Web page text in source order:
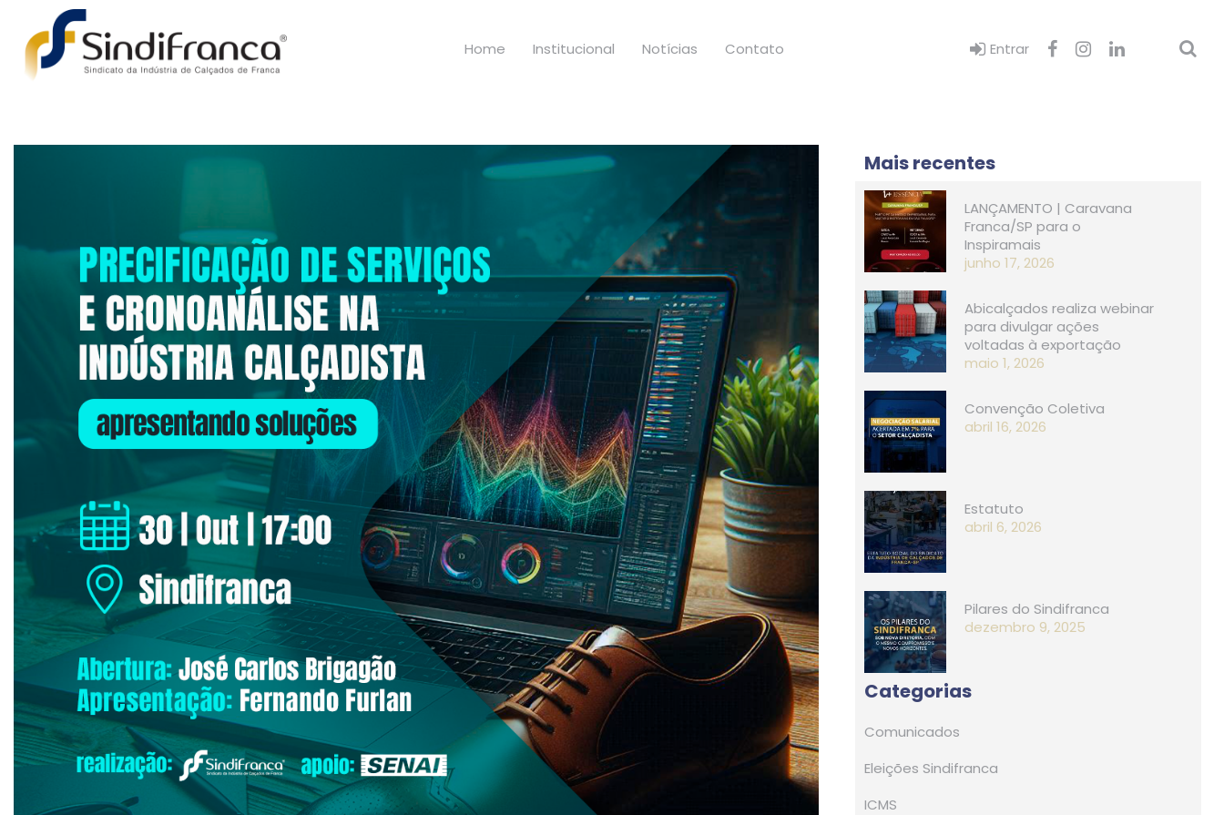
Home Institucional Notícias Contato Entrar
Mais recentes
LANÇAMENTO | Caravana
Franca/SP para o
Inspiramais
junho 17, 2026
Abicalçados realiza webinar
para divulgar ações
voltadas à exportação
maio 1, 2026
Convenção Coletiva
abril 16, 2026
Estatuto
abril 6, 2026
Pilares do Sindifranca
dezembro 9, 2025
Categorias
Comunicados
Eleições Sindifranca
ICMS